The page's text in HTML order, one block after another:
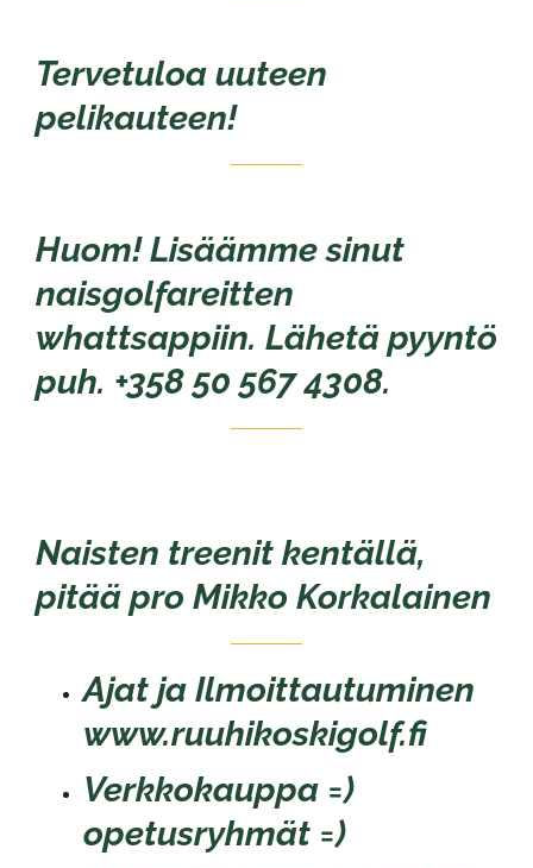
Tervetuloa uuteen
pelikauteen!
Huom! Lisäämme sinut
naisgolfareitten
whattsappiin. Lähetä pyyntö
puh. +358 50 567 4308.
Naisten treenit kentällä,
pitää pro Mikko Korkalainen
Ajat ja Ilmoittautuminen
www.ruuhikoskigolf.fi
Verkkokauppa =)
opetusryhmät =)